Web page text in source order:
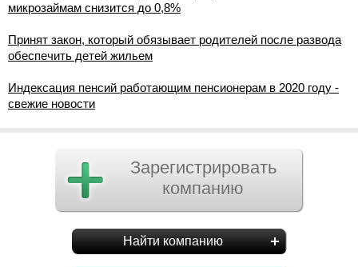
микрозаймам снизится до 0,8%
Принят закон, который обязывает родителей после развода
обеспечить детей жильем
Индексация пенсий работающим пенсионерам в 2020 году -
свежие новости
Зарегистрировать
компанию
Найти компанию